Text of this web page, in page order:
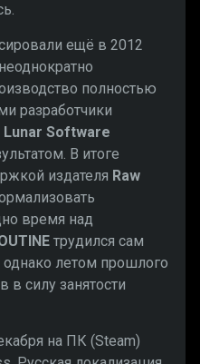
ещё в 2012
полностью
разработчики
Lunar Software
В итоге
издателя Raw
время над
трудился сам
однако летом прошлого
в силу занятости
на ПК (Steam)